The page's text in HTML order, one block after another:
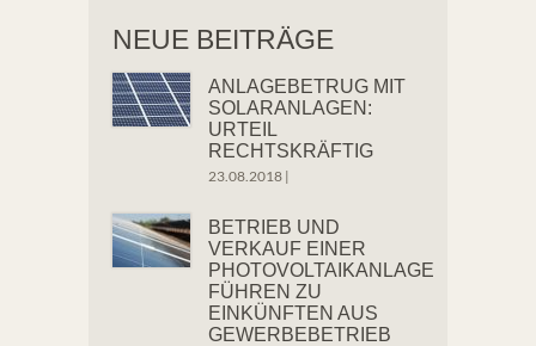
NEUE BEITRÄGE
ANLAGEBETRUG MIT
SOLARANLAGEN:
URTEIL
RECHTSKRÄFTIG
23.08.2018 |
BETRIEB UND
VERKAUF EINER
PHOTOVOLTAIKANLAGE
FÜHREN ZU
EINKÜNFTEN AUS
GEWERBEBETRIEB